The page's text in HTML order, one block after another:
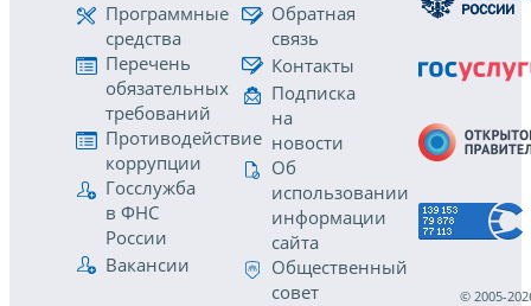
Программные
средства
Перечень
обязательных
требований
Противодействие
коррупции
Госслужба
в ФНС
России
Вакансии
Обратная
связь
Контакты
Подписка
на
новости
Об
использовании
информации
сайта
Общественный
совет
© 2005-